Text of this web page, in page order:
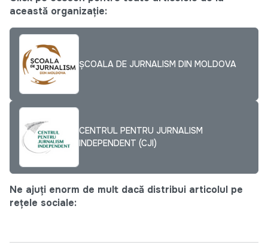
această organizație:
ȘCOALA DE JURNALISM DIN MOLDOVA
CENTRUL PENTRU JURNALISM
INDEPENDENT (CJI)
Ne ajuți enorm de mult dacă distribui articolul pe
rețele sociale: